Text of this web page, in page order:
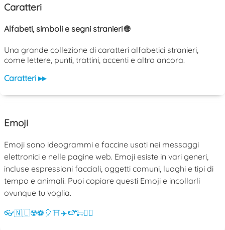
Caratteri
Alfabeti, simboli e segni stranieri 🌐
Una grande collezione di caratteri alfabetici stranieri,
come lettere, punti, trattini, accenti e altro ancora.
Caratteri ▸▸
Emoji
Emoji sono ideogrammi e faccine usati nei messaggi
elettronici e nelle pagine web. Emoji esiste in vari generi,
incluse espressioni facciali, oggetti comuni, luoghi e tipi di
tempo e animali. Puoi copiare questi Emoji e incollarli
ovunque tu voglia.
👓🇳🇱☢️⚽ 🎈⛩️✈️🍉🐑💁‍♀️